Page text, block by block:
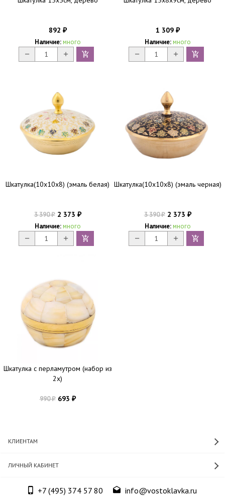
892 ₽
Наличие: много
1 309 ₽
Наличие: много
Шкатулка(10х10х8) (эмаль белая)
3 390₽2 373 ₽
Наличие: много
Шкатулка(10х10х8) (эмаль черная)
3 390₽2 373 ₽
Наличие: много
Шкатулка с перламутром (набор из
2х)
990₽693 ₽
КЛИЕНТАМ
ЛИЧНЫЙ КАБИНЕТ
+7 (495) 374 57 80 info@vostoklavka.ru